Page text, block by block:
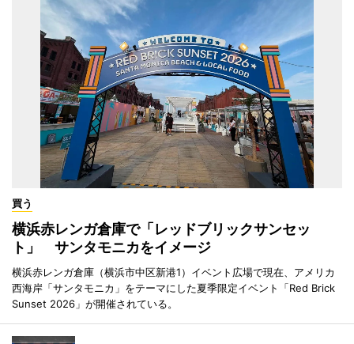
買う
横浜赤レンガ倉庫で「レッドブリックサンセッ
ト」 サンタモニカをイメージ
横浜赤レンガ倉庫（横浜市中区新港1）イベント広場で現在、アメリカ
西海岸「サンタモニカ」をテーマにした夏季限定イベント「Red Brick
Sunset 2026」が開催されている。